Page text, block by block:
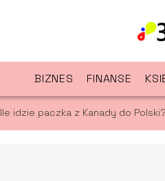
BIZNES FINANSE
Ile idzie paczka z Kanady do Polski?